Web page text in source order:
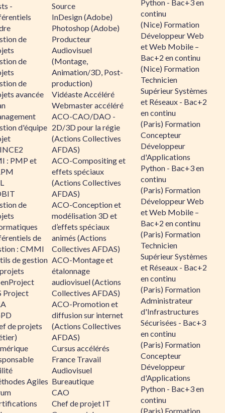
-
de
de
de
avancée
d'équipe
: PMP et
de
de
: CMMI
de gestion
Project
de projets
Agiles
Source
InDesign (Adobe)
Photoshop (Adobe)
Producteur
Audiovisuel
(Montage,
Animation/3D, Post-
production)
Vidéaste Accéléré
Webmaster accéléré
ACO-CAO/DAO -
2D/3D pour la régie
(Actions Collectives
AFDAS)
ACO-Compositing et
effets spéciaux
(Actions Collectives
AFDAS)
ACO-Conception et
modélisation 3D et
d’effets spéciaux
animés (Actions
Collectives AFDAS)
ACO-Montage et
étalonnage
audiovisuel (Actions
Collectives AFDAS)
ACO-Promotion et
diffusion sur internet
(Actions Collectives
AFDAS)
Cursus accélérés
France Travail
Audiovisuel
Bureautique
CAO
Chef de projet IT
Python - Bac+3 en
continu
(Nice) Formation
Développeur Web
et Web Mobile –
Bac+2 en continu
(Nice) Formation
Technicien
Supérieur Systèmes
et Réseaux - Bac+2
en continu
(Paris) Formation
Concepteur
Développeur
d'Applications
Python - Bac+3 en
continu
(Paris) Formation
Développeur Web
et Web Mobile –
Bac+2 en continu
(Paris) Formation
Technicien
Supérieur Systèmes
et Réseaux - Bac+2
en continu
(Paris) Formation
Administrateur
d'Infrastructures
Sécurisées - Bac+3
en continu
(Paris) Formation
Concepteur
Développeur
d'Applications
Python - Bac+3 en
continu
(Paris) Formation